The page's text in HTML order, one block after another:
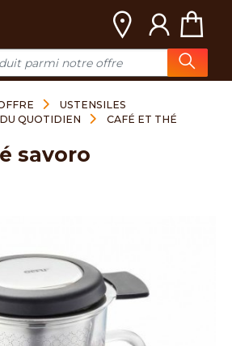
USTENSILES
QUOTIDIEN
CAFÉ ET THÉ
savoro